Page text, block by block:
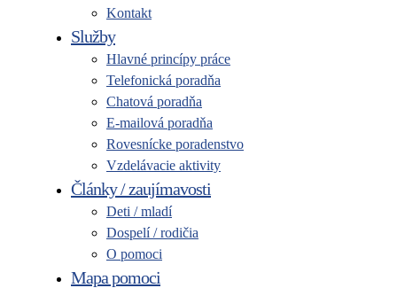
Kontakt
Služby
Hlavné princípy práce
Telefonická poradňa
Chatová poradňa
E-mailová poradňa
Rovesnícke poradenstvo
Vzdelávacie aktivity
Články / zaujímavosti
Deti / mladí
Dospelí / rodičia
O pomoci
Mapa pomoci